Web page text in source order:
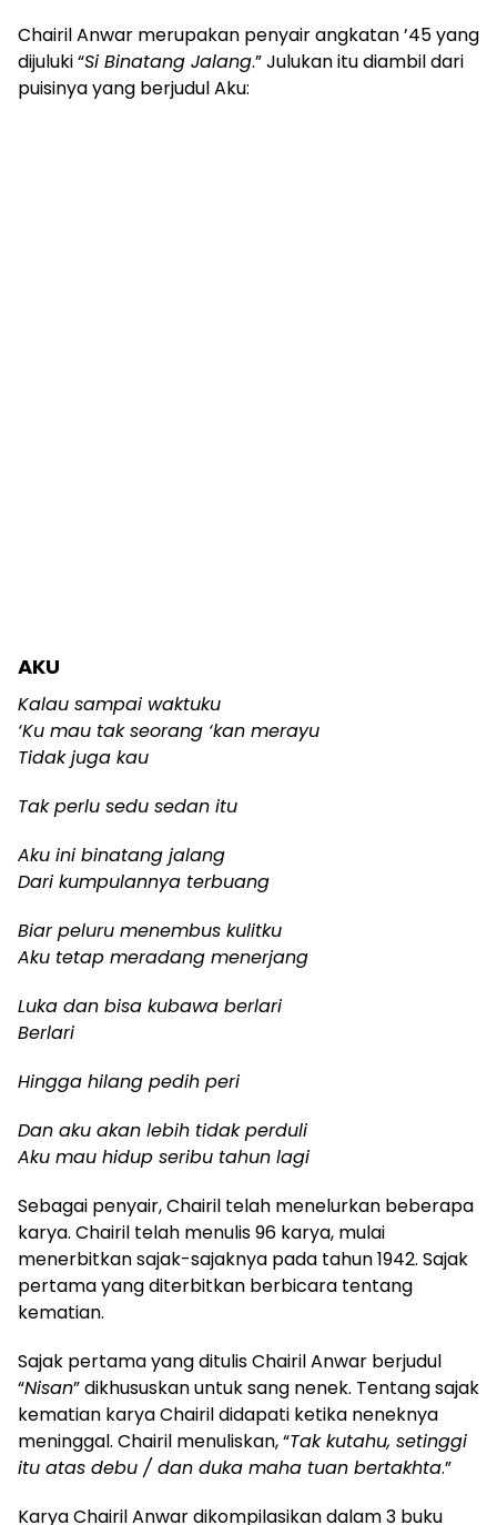
Chairil Anwar merupakan penyair angkatan ’45 yang
dijuluki “Si Binatang Jalang.” Julukan itu diambil dari
puisinya yang berjudul Aku:
AKU
Kalau sampai waktuku
‘Ku mau tak seorang ‘kan merayu
Tidak juga kau
Tak perlu sedu sedan itu
Aku ini binatang jalang
Dari kumpulannya terbuang
Biar peluru menembus kulitku
Aku tetap meradang menerjang
Luka dan bisa kubawa berlari
Berlari
Hingga hilang pedih peri
Dan aku akan lebih tidak perduli
Aku mau hidup seribu tahun lagi
Sebagai penyair, Chairil telah menelurkan beberapa
karya. Chairil telah menulis 96 karya, mulai
menerbitkan sajak-sajaknya pada tahun 1942. Sajak
pertama yang diterbitkan berbicara tentang
kematian.
Sajak pertama yang ditulis Chairil Anwar berjudul
“Nisan” dikhususkan untuk sang nenek. Tentang sajak
kematian karya Chairil didapati ketika neneknya
meninggal. Chairil menuliskan, “Tak kutahu, setinggi
itu atas debu / dan duka maha tuan bertakhta.”
Karya Chairil Anwar dikompilasikan dalam 3 buku